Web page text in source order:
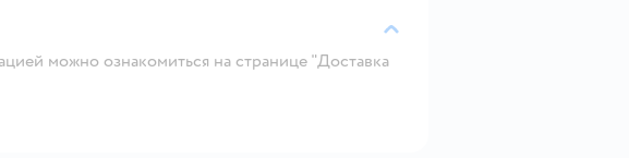
можно ознакомиться на странице "Доставка